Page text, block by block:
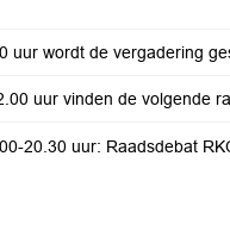
uur wordt de vergadering
uur vinden de volgende
20.30 uur: Raadsdebat